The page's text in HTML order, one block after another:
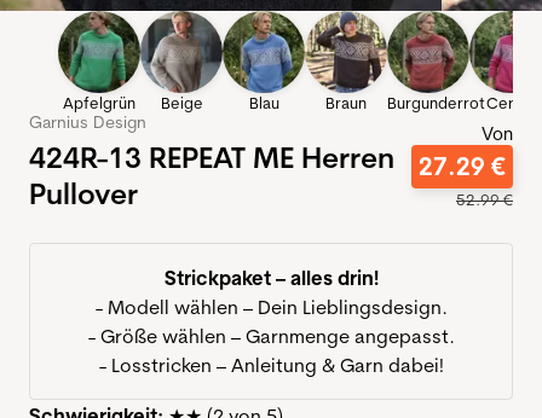
Apfelgrün Beige Blau Braun BurgunderrotCerise
Garnius Design
424R-13 REPEAT ME Herren
Pullover
Von
27.29 €
52.99€
Strickpaket – alles drin!
- Modell wählen – Dein Lieblingsdesign.
- Größe wählen – Garnmenge angepasst.
- Losstricken – Anleitung & Garn dabei!